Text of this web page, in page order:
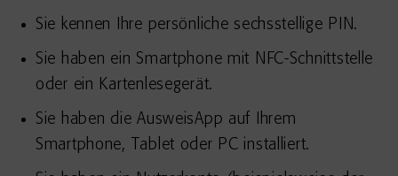
Sie kennen Ihre persönliche sechsstellige PIN.
Sie haben ein Smartphone mit NFC-Schnittstelle
oder ein Kartenlesegerät.
Sie haben die AusweisApp auf Ihrem
Smartphone, Tablet oder PC installiert.